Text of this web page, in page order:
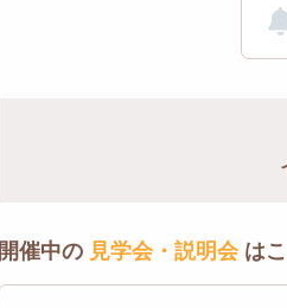
開催中の 見学会・説明会は